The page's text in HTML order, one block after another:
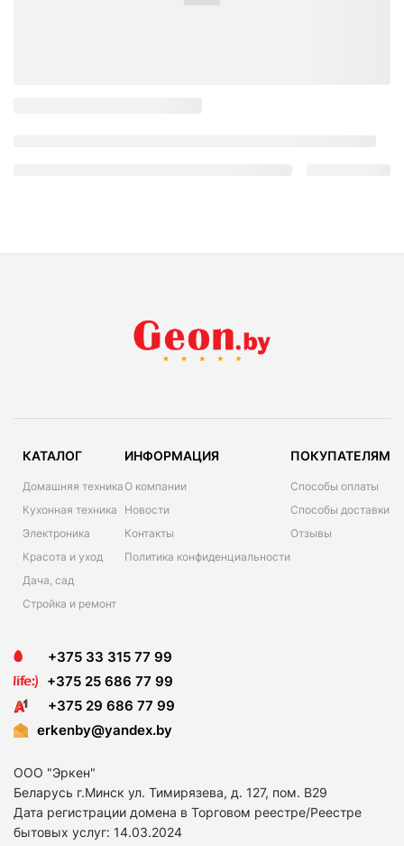
КАТАЛОГ
Домашняя техника
Кухонная техника
Электроника
Красота и уход
Дача, сад
Стройка и ремонт
ИНФОРМАЦИЯ
О компании
Новости
Контакты
Политика конфиденциальности
ПОКУПАТЕЛЯМ
Способы оплаты
Способы доставки
Отзывы
+375 33 315 77 99
+375 25 686 77 99
+375 29 686 77 99
erkenby@yandex.by
ООО "Эркен"
Беларусь г.Минск ул. Тимирязева, д. 127, пом. В29
Дата регистрации домена в Торговом реестре/Реестре
бытовых услуг: 14.03.2024